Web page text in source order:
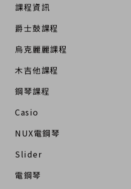
課程資訊
爵士鼓課程
烏克麗麗課程
木吉他課程
鋼琴課程
Casio
NUX電鋼琴
Slider
電鋼琴